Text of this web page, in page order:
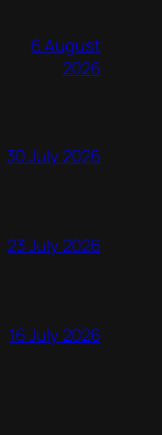
6 August
2026
30 July 2026
23 July 2026
16 July 2026